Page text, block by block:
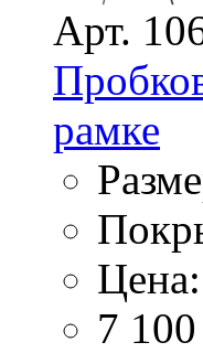
Арт.
рамке
Цена:
7 100